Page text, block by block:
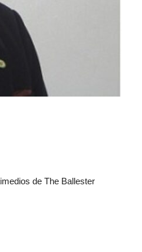
de The Ballester